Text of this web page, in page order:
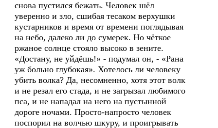
снова пустился бежать. Человек шёл
уверенно и зло, сшибая тесаком верхушки
кустарников и время от времени поглядывая
на небо, далеко ли до сумерек. Но чёткое
ржаное солнце стояло высоко в зените.
«Достану, не уйдёшь!» - подумал он, - «Рана
уж больно глубокая». Хотелось ли человеку
убить волка? Да, несомненно, хотя этот волк
и не резал его стада, и не загрызал любимого
пса, и не нападал на него на пустынной
дороге ночами. Просто-напросто человек
поспорил на волчью шкуру, и проигрывать